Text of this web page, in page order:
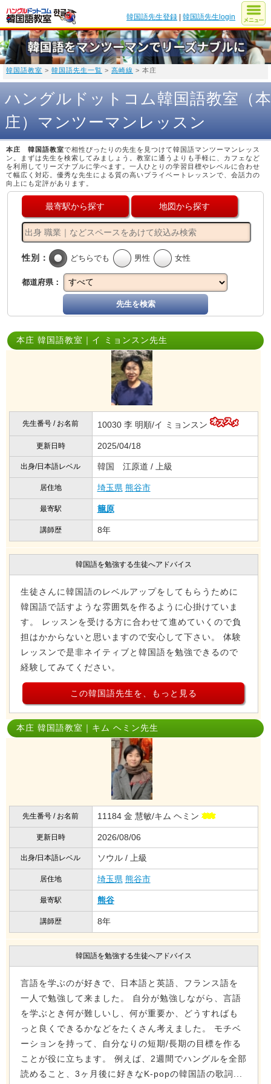
韓国語先生登録 |韓国語先生login
韓国語教室 > 韓国語先生一覧 > 高崎線 > 本庄
ハングルドットコム韓国語教室（本
庄）マンツーマンレッスン
本庄 韓国語教室で相性ぴったりの先生を見つけて韓国語マンツーマンレッス
ン。まずは先生を検索してみましょう。教室に通うよりも手軽に、カフェなど
を利用してリーズナブルに学べます。一人ひとりの学習目標やレベルに合わせ
て幅広く対応。優秀な先生による質の高いプライベートレッスンで、会話力の
向上にも定評があります。
最寄駅から探す 地図から探す
性別： どちらでも 男性 女性
都道府県：
先生を検索
本庄 韓国語教室｜イ ミョンスン先生
先生番号 / お名前 10030 李 明順/イ ミョンスン
更新日時 2025/04/18
出身/日本語レベル 韓国 江原道 / 上級
居住地 埼玉県 熊谷市
最寄駅 籠原
講師歴 8年
韓国語を勉強する生徒へアドバイス
生徒さんに韓国語のレベルアップをしてもらうために
韓国語で話すような雰囲気を作るように心掛けていま
す。 レッスンを受ける方に合わせて進めていくので負
担はかからないと思いますので安心して下さい。 体験
レッスンで是非ネイティブと韓国語を勉強できるので
経験してみてください。
この韓国語先生を、もっと見る
本庄 韓国語教室｜キム ヘミン先生
先生番号 / お名前 11184 金 慧敏/キム ヘミン
更新日時 2026/08/06
出身/日本語レベル ソウル / 上級
居住地 埼玉県 熊谷市
最寄駅 熊谷
講師歴 8年
韓国語を勉強する生徒へアドバイス
言語を学ぶのが好きで、日本語と英語、フランス語を
一人で勉強して来ました。 自分が勉強しながら、言語
を学ぶとき何が難しいし、何が重要か、どうすればも
っと良くできるかなどをたくさん考えました。 モチベ
ーションを持って、自分なりの短期/長期の目標を作る
ことが役に立ちます。 例えば、2週間でハングルを全部
読めること、3ヶ月後に好きなK-popの韓国語の歌詞...